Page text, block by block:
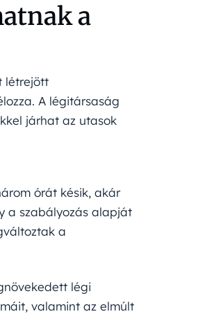
a
létrejött
A légitársaság
járhat az utasok
órát késik, akár
a szabályozás alapját
a
légi
valamint az elmúlt